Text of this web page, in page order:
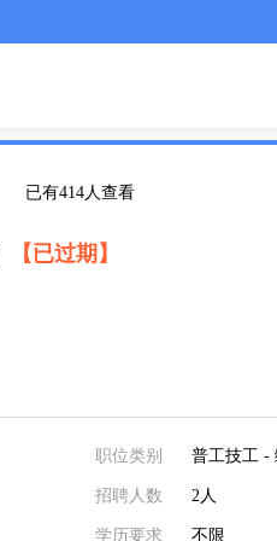
已有414人查看
【已过期】
职位类别 普工技工 -
招聘人数 2人
学历要求 不限